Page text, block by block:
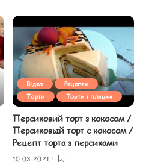
Відео
Рецепти
Торти
Торти і пляцки
Персиковий торт з кокосом /
Персиковый торт с кокосом /
Рецепт торта з персиками
10.03.2021